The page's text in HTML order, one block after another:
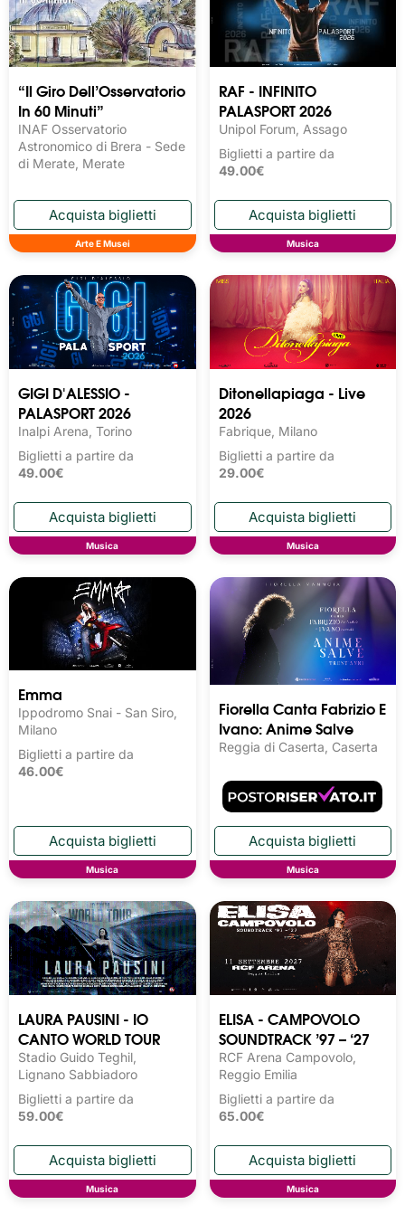
“Il Giro Dell’Osservatorio
In 60 Minuti”
INAF Osservatorio
Astronomico di Brera - Sede
di Merate, Merate
Arte E Musei
RAF - INFINITO
PALASPORT 2026
Unipol Forum, Assago
Biglietti a partire da
49.00€
Musica
GIGI D'ALESSIO -
PALASPORT 2026
Inalpi Arena, Torino
Biglietti a partire da
49.00€
Musica
Ditonellapiaga - Live
2026
Fabrique, Milano
Biglietti a partire da
29.00€
Musica
Emma
Ippodromo Snai - San Siro,
Milano
Biglietti a partire da
46.00€
Musica
Fiorella Canta Fabrizio E
Ivano: Anime Salve
Reggia di Caserta, Caserta
Musica
LAURA PAUSINI - IO
CANTO WORLD TOUR
Stadio Guido Teghil,
Lignano Sabbiadoro
Biglietti a partire da
59.00€
Musica
ELISA - CAMPOVOLO
SOUNDTRACK ’97 – ‘27
RCF Arena Campovolo,
Reggio Emilia
Biglietti a partire da
65.00€
Musica